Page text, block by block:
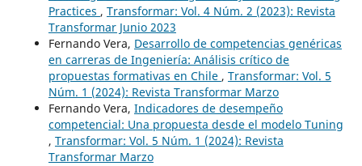
Practices , Transformar: Vol. 4 Núm. 2 (2023): Revista
Transformar Junio 2023
Fernando Vera, Desarrollo de competencias genéricas
en carreras de Ingeniería: Análisis crítico de
propuestas formativas en Chile , Transformar: Vol. 5
Núm. 1 (2024): Revista Transformar Marzo
Fernando Vera, Indicadores de desempeño
competencial: Una propuesta desde el modelo Tuning
, Transformar: Vol. 5 Núm. 1 (2024): Revista
Transformar Marzo